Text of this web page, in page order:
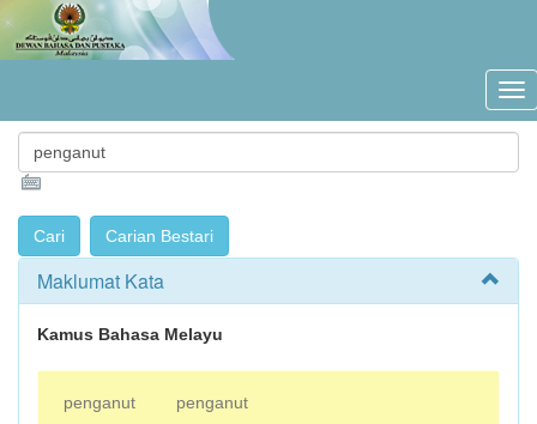
Maklumat Kata
Kamus Bahasa Melayu
penganut penganut